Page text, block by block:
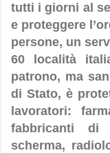
tutti i giorni al
e proteggere
persone, un
60 località
patrono, ma
di Stato, è
lavoratori:
fabbricanti di
scherma,